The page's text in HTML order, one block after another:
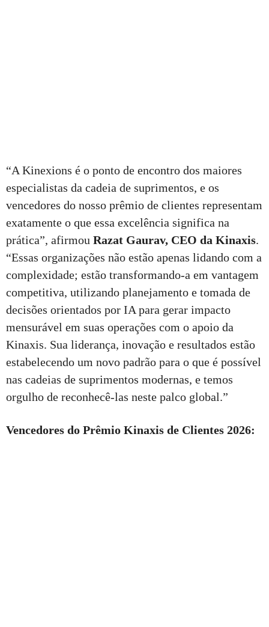
“A Kinexions é o ponto de encontro dos maiores
especialistas da cadeia de suprimentos, e os
vencedores do nosso prêmio de clientes representam
exatamente o que essa excelência significa na
prática”, afirmou Razat Gaurav, CEO da Kinaxis.
“Essas organizações não estão apenas lidando com a
complexidade; estão transformando-a em vantagem
competitiva, utilizando planejamento e tomada de
decisões orientados por IA para gerar impacto
mensurável em suas operações com o apoio da
Kinaxis. Sua liderança, inovação e resultados estão
estabelecendo um novo padrão para o que é possível
nas cadeias de suprimentos modernas, e temos
orgulho de reconhecê-las neste palco global.”
Vencedores do Prêmio Kinaxis de Clientes 2026: